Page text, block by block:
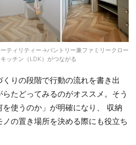
ティリティー→パントリー兼ファミリークロー
ッチン（LDK）がつながる
りの段階で行動の流れを書き出
たどってみるのがオススメ。そう
使うのか」が明確になり、 収納
の置き場所を決める際にも役立ち